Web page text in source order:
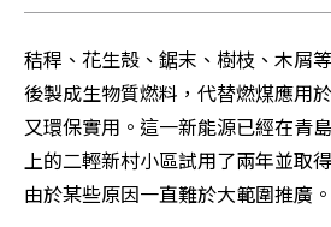
秸稈、花生殼、鋸末、樹枝、木屑
後製成生物質燃料，代替燃煤應用
又環保實用。這一新能源已經在青
上的二輕新村小區試用了兩年並取
由於某些原因一直難於大範圍推廣。